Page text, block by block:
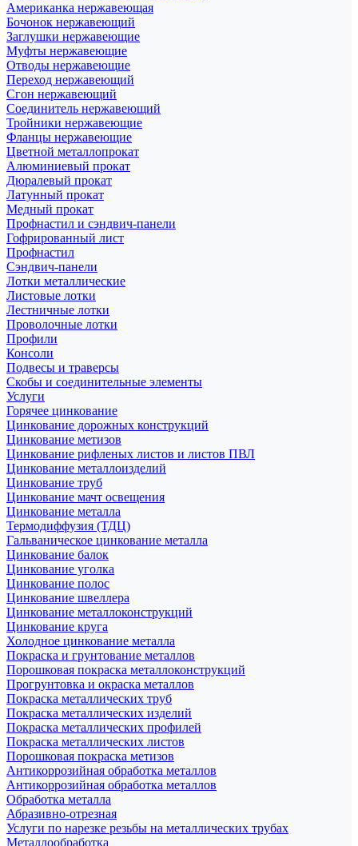
Американка нержавеющая
Бочонок нержавеющий
Заглушки нержавеющие
Муфты нержавеющие
Отводы нержавеющие
Переход нержавеющий
Сгон нержавеющий
Соединитель нержавеющий
Тройники нержавеющие
Фланцы нержавеющие
Цветной металлопрокат
Алюминиевый прокат
Дюралевый прокат
Латунный прокат
Медный прокат
Профнастил и сэндвич-панели
Гофрированный лист
Профнастил
Сэндвич-панели
Лотки металлические
Листовые лотки
Лестничные лотки
Проволочные лотки
Профили
Консоли
Подвесы и траверсы
Скобы и соединительные элементы
Услуги
Горячее цинкование
Цинкование дорожных конструкций
Цинкование метизов
Цинкование рифленых листов и листов ПВЛ
Цинкование металлоизделий
Цинкование труб
Цинкование мачт освещения
Цинкование металла
Термодиффузия (ТДЦ)
Гальваническое цинкование металла
Цинкование балок
Цинкование уголка
Цинкование полос
Цинкование швеллера
Цинкование металлоконструкций
Цинкование круга
Холодное цинкование металла
Покраска и грунтование металлов
Порошковая покраска металлоконструкций
Прогрунтовка и окраска металлов
Покраска металлических труб
Покраска металлических изделий
Покраска металлических профилей
Покраска металлических листов
Порошковая покраска метизов
Антикоррозийная обработка металлов
Антикоррозийная обработка металлов
Обработка металла
Абразивно-отрезная
Услуги по нарезке резьбы на металлических трубах
Металлообработка